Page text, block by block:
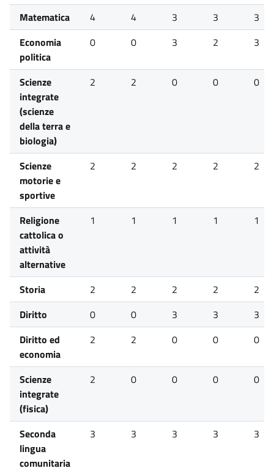
Matematica 4 4 3 3
3
Economia
politica
0 0 3 2 3
Scienze
integrate
(scienze
della terra e
biologia)
2 2 0 0 0
Scienze
motorie e
sportive
2 2 2 2 2
Religione
cattolica o
attività
alternative
1 1 1 1 1
Storia 2 2 2 2
2
Diritto
0 0 3 3
3
Diritto ed
economia
2 2 0 0 0
Scienze
integrate
(fisica)
2 0 0 0 0
Seconda
lingua
comunitaria
3 3 3 3 3